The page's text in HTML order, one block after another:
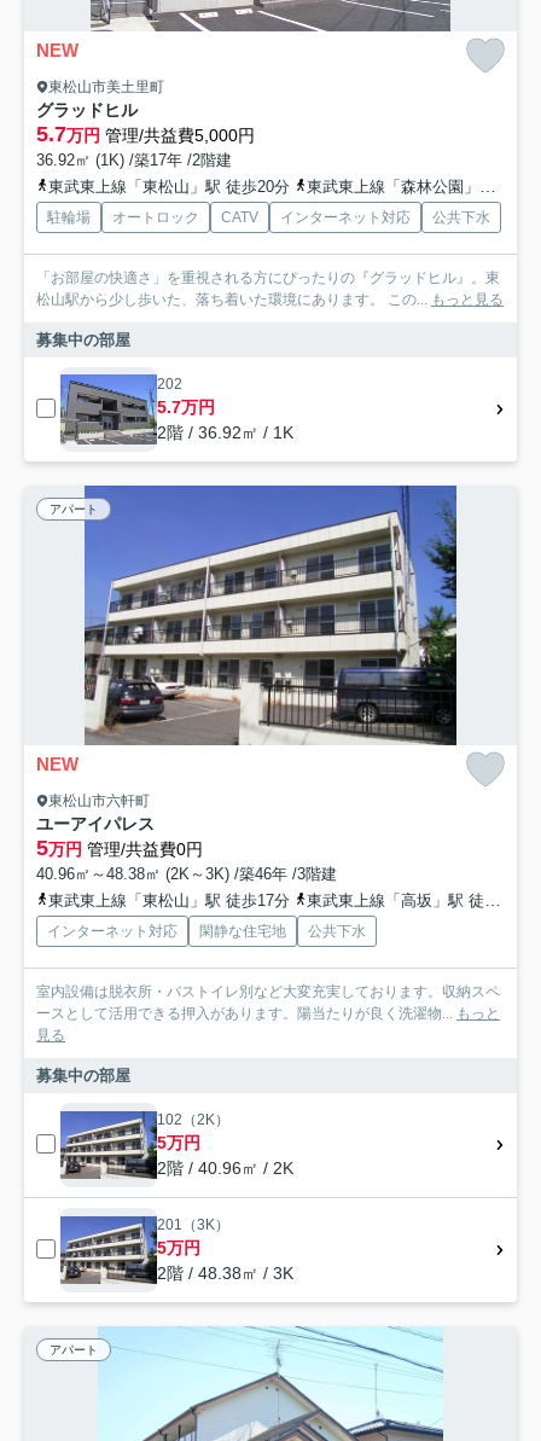
NEW
東松山市美土里町
グラッドヒル
5.7万円 管理/共益費5,000円
36.92㎡ (1K) /築17年 /2階建
東武東上線「東松山」駅 徒歩20分
東武東上線「森林公園」駅 徒歩25分
駐輪場 オートロック CATV インターネット対応 公共下水
「お部屋の快適さ」を重視される方にぴったりの『グラッドヒル』。東
松山駅から少し歩いた、落ち着いた環境にあります。 この...
もっと見る
募集中の部屋
202
5.7万円
2階 / 36.92㎡ / 1K
アパート
NEW
東松山市六軒町
ユーアイパレス
5万円 管理/共益費0円
40.96㎡～48.38㎡ (2K～3K) /築46年 /3階建
東武東上線「東松山」駅 徒歩17分
東武東上線「高坂」駅 徒歩53分
インターネット対応 閑静な住宅地 公共下水
室内設備は脱衣所・バストイレ別など大変充実しております。収納スペ
ースとして活用できる押入があります。陽当たりが良く洗濯物...
もっと
見る
募集中の部屋
102（2K）
5万円
2階 / 40.96㎡ / 2K
201（3K）
5万円
2階 / 48.38㎡ / 3K
アパート